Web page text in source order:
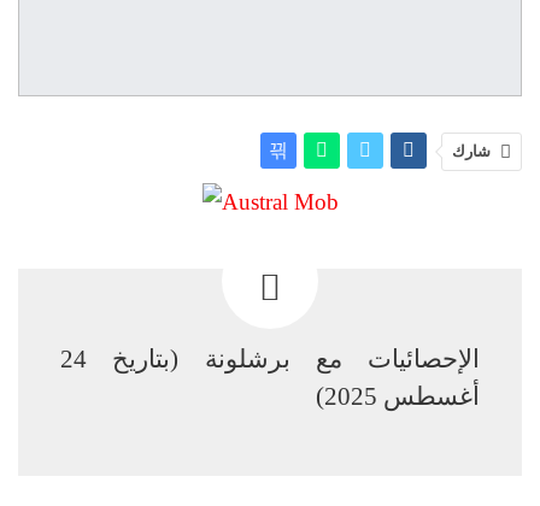
شارك
الإحصائيات مع برشلونة (بتاريخ 24
أغسطس 2025)